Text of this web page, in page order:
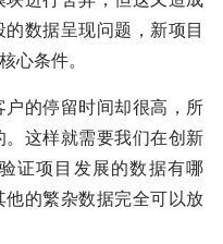
数据呈现问题，新项目
心条件。
的停留时间却很高，所
。这样就需要我们在创新
证项目发展的数据有哪
的繁杂数据完全可以放